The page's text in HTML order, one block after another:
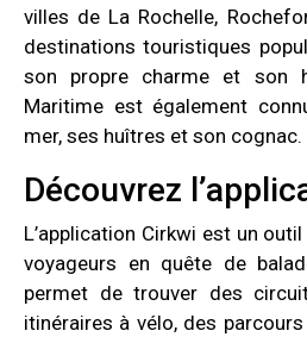
villes de La Rochelle,
destinations touristiques
son propre charme et son
Maritime est également
mer, ses huîtres et son cognac.
Découvrez
L’application Cirkwi est un
voyageurs en quête de
permet de trouver des
itinéraires à vélo, des